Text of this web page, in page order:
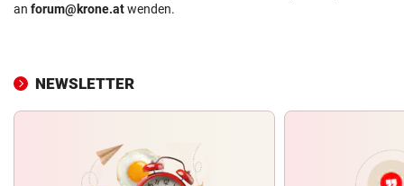
an forum@krone.atwenden.
NEWSLETTER